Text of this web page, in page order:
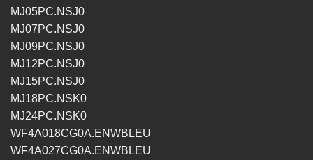
MJ05PC.NSJ0
MJ07PC.NSJ0
MJ09PC.NSJ0
MJ12PC.NSJ0
MJ15PC.NSJ0
MJ18PC.NSK0
MJ24PC.NSK0
WF4A018CG0A.ENWBLEU
WF4A027CG0A.ENWBLEU